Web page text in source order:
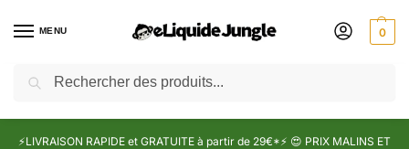
MENU 0
⚡LIVRAISON RAPIDE et GRATUITE à partir de 29€*⚡ 😍 PRIX MALINS ET